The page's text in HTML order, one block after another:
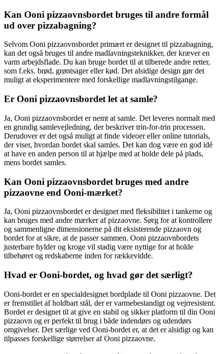
Kan Ooni pizzaovnsbordet bruges til andre formål
ud over pizzabagning?
Selvom Ooni pizzaovnsbordet primært er designet til pizzabagning,
kan det også bruges til andre madlavningsteknikker, der kræver en
varm arbejdsflade. Du kan bruge bordet til at tilberede andre retter,
som f.eks. brød, grøntsager eller kød. Det alsidige design gør det
muligt at eksperimentere med forskellige madlavningstilgange.
Er Ooni pizzaovnsbordet let at samle?
Ja, Ooni pizzaovnsbordet er nemt at samle. Det leveres normalt med
en grundig samlevejledning, der beskriver trin-for-trin processen.
Derudover er det også muligt at finde videoer eller online tutorials,
der viser, hvordan bordet skal samles. Det kan dog være en god idé
at have en anden person til at hjælpe med at holde dele på plads,
mens bordet samles.
Kan Ooni pizzaovnsbordet bruges med andre
pizzaovne end Ooni-mærket?
Ja, Ooni pizzaovnsbordet er designet med fleksibilitet i tankerne og
kan bruges med andre mærker af pizzaovne. Sørg for at kontrollere
og sammenligne dimensionerne på dit eksisterende pizzaovn og
bordet for at sikre, at de passer sammen. Ooni pizzaovnbordets
justerbare hylder og kroge vil stadig være nyttige for at holde
tilbehøret og redskaberne inden for rækkevidde.
Hvad er Ooni-bordet, og hvad gør det særligt?
Ooni-bordet er en specialdesignet bordplade til Ooni pizzaovne. Det
er fremstillet af holdbart stål, der er varmebestandigt og vejrresistent.
Bordet er designet til at give en stabil og sikker platform til din Ooni
pizzaovn og er perfekt til brug i både indendørs og udendørs
omgivelser. Det særlige ved Ooni-bordet er, at det er alsidigt og kan
tilpasses forskellige størrelser af Ooni pizzaovne.